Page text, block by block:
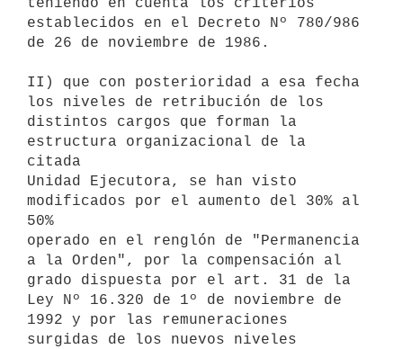
establecidos en el Decreto Nº 780/986
de 26 de noviembre de 1986.
II) que con posterioridad a esa fecha
los niveles de retribución de los
distintos cargos que forman la
estructura organizacional de la
citada
Unidad Ejecutora, se han visto
modificados por el aumento del 30% al
50%
operado en el renglón de "Permanencia
a la Orden", por la compensación al
grado dispuesta por el art. 31 de la
Ley Nº 16.320 de 1º de noviembre de
1992 y por las remuneraciones
surgidas de los nuevos niveles